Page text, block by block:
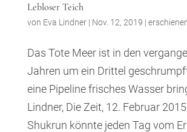
Lebloser Teich
von Eva Lindner| Nov. 12, 2019 |
Das Tote Meer ist in den
Jahren um ein Drittel
eine Pipeline frisches Wasser
Lindner, Die Zeit, 12. Februar
Shukrun könnte jeden Tag vom